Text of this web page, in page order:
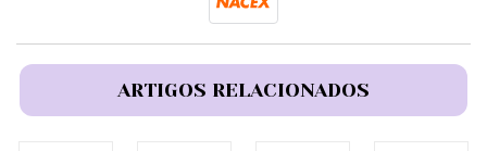
ARTIGOS RELACIONADOS